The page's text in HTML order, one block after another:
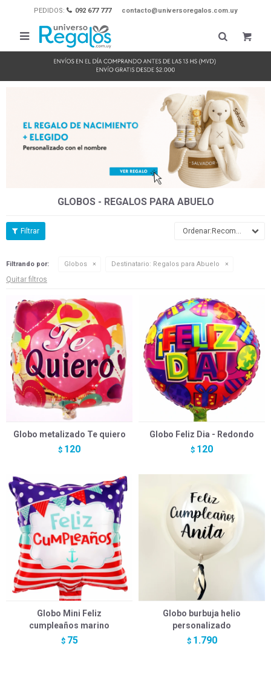
PEDIDOS: 092 677 777 contacto@universoregalos.com.uy

GLOBOS - REGALOS PARA ABUELO
Recomendados
Filtrando por: Globos Destinatario: Regalos para Abuelo
Quitar filtros
Globo metalizado Te quiero
$ 120
Globo Feliz Dia - Redondo
$ 120
Globo Mini Feliz
cumpleaños marino
$ 75
Globo burbuja helio
personalizado
$ 1.790